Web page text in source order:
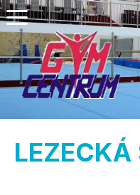
LEZECKÁ